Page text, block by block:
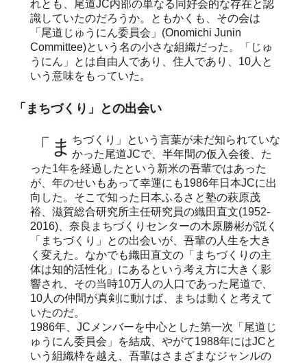
れとも、尾道JC内部の単なる同好会的な存在と認
識していたのだろうか。ともかくも、その会は
「尾道じゅうにん委員会」(Onomichi Junin
Committee)という名の小さな組織だった。「じゅ
うにん」とは自由人であり、住人であり、10人と
いう意味をもっていた。
「まちづくり」との出会い
「まちづくり」という言葉が未だ知られていな かった尾道JCで、半年間の仮入会後、た
った1年を経過したという新米の吾輩ではあった
が、年のせいもあって幸運にも1986年日本JCに出
向した。そこで知った日本ふるさと塾の萩原茂
裕、滋賀総合研究所主任研究員の織田直文(1952-
2016)、奈良まちづくりセンターの木原勝彬が説く
「まちづくり」との出会いが、吾輩の人生を大き
く変えた。なかでも織田直文の「まちづくりの主
体は知的活性化」にあるという考え方に大きく影
響され、その当時10万人の人口であった尾道で、
10人の仲間が真剣に動けば、まちは動くと考えて
いたのだ。
1986年、JCメンバーを中心とした第一次「尾道じ
ゅうにん委員会」を結成、やがて1988年にはJCと
いう組織枠を越え、吾輩はさまざまなジャンルの